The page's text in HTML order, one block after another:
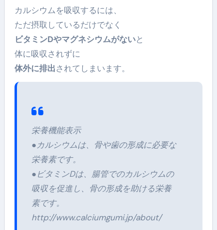
カルシウムを吸収するには、
ただ摂取しているだけでなく
ビタミンDやマグネシウムがないと
体に吸収されずに
体外に排出されてしまいます。
栄養機能表示
●カルシウムは、骨や歯の形成に必要な
栄養素です。
●ビタミンDは、腸管でのカルシウムの
吸収を促進し、骨の形成を助ける栄養
素です。
http://www.calciumgumi.jp/about/